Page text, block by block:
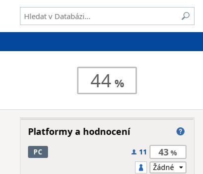
44
Platformy a hodnocení
PC 11 43